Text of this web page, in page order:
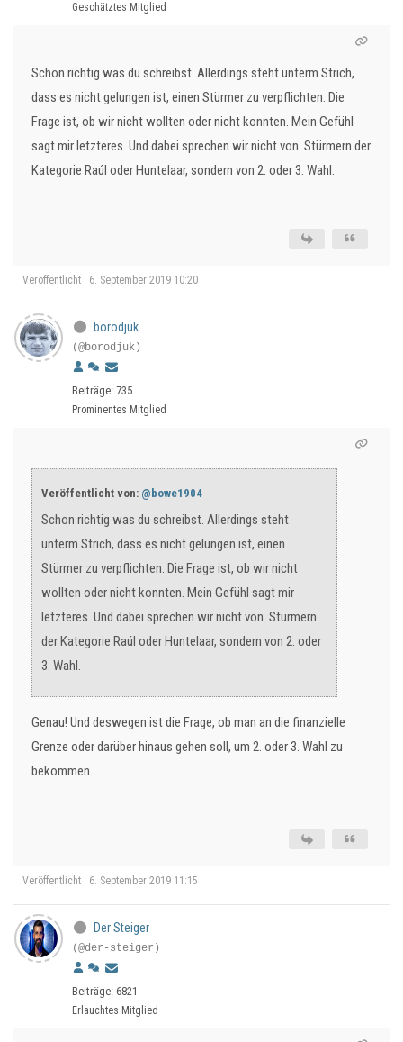
Geschätztes Mitglied
Schon richtig was du schreibst. Allerdings steht unterm Strich,
dass es nicht gelungen ist, einen Stürmer zu verpflichten. Die
Frage ist, ob wir nicht wollten oder nicht konnten. Mein Gefühl
sagt mir letzteres. Und dabei sprechen wir nicht von Stürmern der
Kategorie Raúl oder Huntelaar, sondern von 2. oder 3. Wahl.
Veröffentlicht : 6. September 2019 10:20
borodjuk
(@borodjuk)
Beiträge: 735
Prominentes Mitglied
Veröffentlicht von: @bowe1904
Schon richtig was du schreibst. Allerdings steht
unterm Strich, dass es nicht gelungen ist, einen
Stürmer zu verpflichten. Die Frage ist, ob wir nicht
wollten oder nicht konnten. Mein Gefühl sagt mir
letzteres. Und dabei sprechen wir nicht von Stürmern
der Kategorie Raúl oder Huntelaar, sondern von 2. oder
3. Wahl.
Genau! Und deswegen ist die Frage, ob man an die finanzielle
Grenze oder darüber hinaus gehen soll, um 2. oder 3. Wahl zu
bekommen.
Veröffentlicht : 6. September 2019 11:15
Der Steiger
(@der-steiger)
Beiträge: 6821
Erlauchtes Mitglied